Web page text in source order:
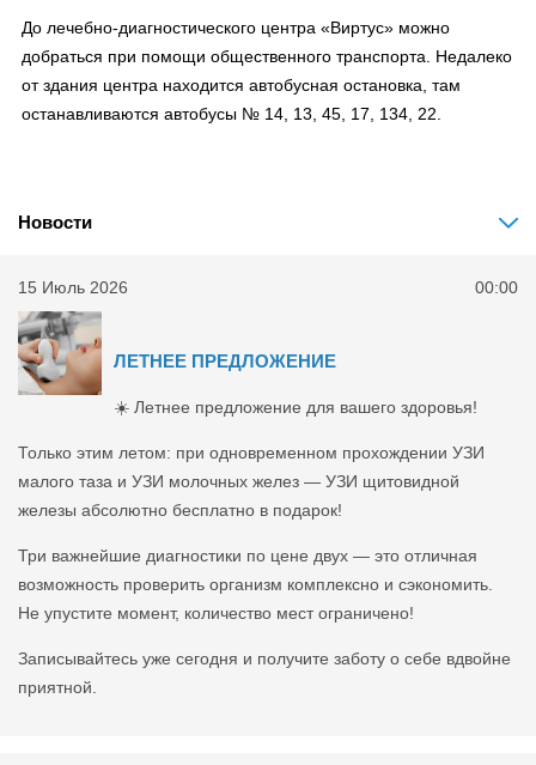
До лечебно-диагностического центра «Виртус» можно
добраться при помощи общественного транспорта. Недалеко
от здания центра находится автобусная остановка, там
останавливаются автобусы № 14, 13, 45, 17, 134, 22.
Новости
15 Июль 2026 00:00
ЛЕТНЕЕ ПРЕДЛОЖЕНИЕ
☀️ Летнее предложение для вашего здоровья!
Только этим летом: при одновременном прохождении УЗИ
малого таза и УЗИ молочных желез — УЗИ щитовидной
железы абсолютно бесплатно в подарок!
Три важнейшие диагностики по цене двух — это отличная
возможность проверить организм комплексно и сэкономить.
Не упустите момент, количество мест ограничено!
Записывайтесь уже сегодня и получите заботу о себе вдвойне
приятной.